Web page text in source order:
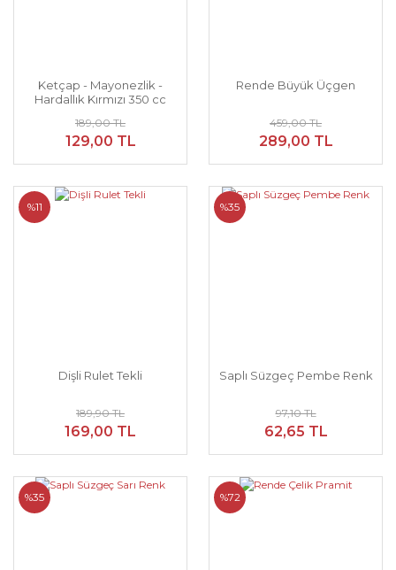
Ketçap - Mayonezlik -
Hardallık Kırmızı 350 cc
189,00 TL
129,00 TL
Rende Büyük Üçgen
459,00 TL
289,00 TL
%11
Dişli Rulet Tekli
189,90 TL
169,00 TL
%35
Saplı Süzgeç Pembe Renk
97,10 TL
62,65 TL
%35 %72